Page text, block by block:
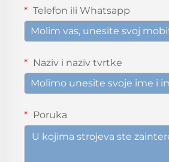
Telefon ili Whatsapp
Naziv i naziv tvrtke
Poruka